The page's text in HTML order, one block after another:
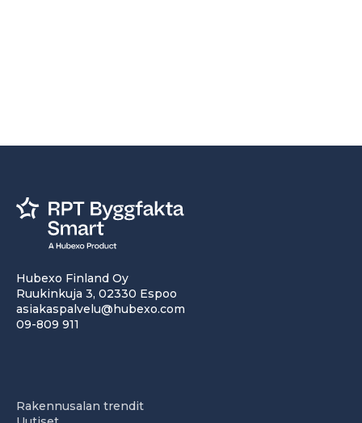
Hubexo Finland Oy
Ruukinkuja 3, 02330 Espoo
asiakaspalvelu@hubexo.com
09-809 911
Rakennusalan trendit